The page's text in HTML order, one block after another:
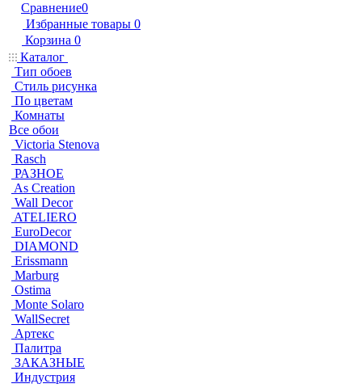
Сравнение0
Избранные товары 0
Корзина 0
Каталог
Тип обоев
Стиль рисунка
По цветам
Комнаты
Все обои
Victoria Stenova
Rasch
РАЗНОЕ
As Creation
Wall Decor
ATELIERO
EuroDecor
DIAMOND
Erissmann
Marburg
Ostima
Monte Solaro
WallSecret
Артекс
Палитра
ЗАКАЗНЫЕ
Индустрия